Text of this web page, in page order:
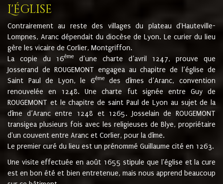
L'église
Contrairement au reste des villages du plateau d'Hauteville-
Lompnes, Aranc dépendait du diocèse de Lyon. Le curier du lieu
gère les vicaire de Corlier, Montgriffon.
La copie du 16ème
d’une charte d’avril 1247, prouve que
Josserand de ROUGEMONT engagea au chapitre de l’église de
Saint Paul de Lyon, le 6èmedes dîmes d’Aranc, convention
renouvelée en 1248. Une charte fut signée entre Guy de
ROUGEMONT et le chapitre de saint Paul de Lyon au sujet de la
dîme d’Aranc entre 1248 et 1265. Josselain de ROUGEMONT
transigea plusieurs fois avec les religieuses de Blye, propriétaire
d'un couvent entre Aranc et Corlier, pour la dîme.
Le premier curé du lieu est un prénommé Guillaume cité en 1263.
Une visite effectuée en août 1655 stipule que l'église et la cure
est en bon été et bien entretenue, mais nous apprend beaucoup